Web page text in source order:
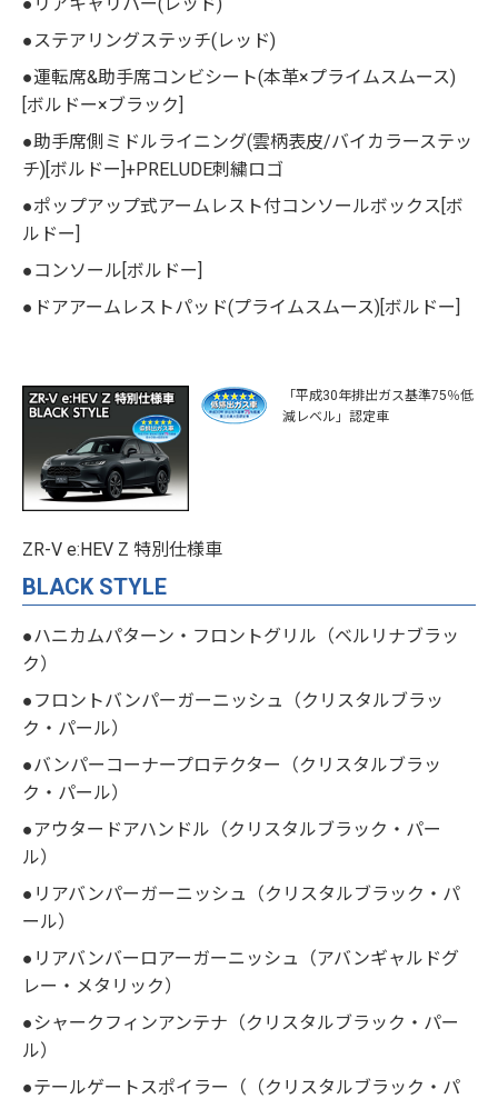
●リアキャリパー(レッド)
●ステアリングステッチ(レッド)
●運転席&助手席コンビシート(本革×プライムスムース)
[ボルドー×ブラック]
●助手席側ミドルライニング(雲柄表皮/バイカラーステッ
チ)[ボルドー]+PRELUDE刺繍ロゴ
●ポップアップ式アームレスト付コンソールボックス[ボ
ルドー]
●コンソール[ボルドー]
●ドアアームレストパッド(プライムスムース)[ボルドー]
「平成30年排出ガス基準75％低
減レベル」認定車
ZR-V e:HEV Z 特別仕様車
BLACK STYLE
●ハニカムパターン・フロントグリル（ベルリナブラッ
ク）
●フロントバンパーガーニッシュ（クリスタルブラッ
ク・パール）
●バンパーコーナープロテクター（クリスタルブラッ
ク・パール）
●アウタードアハンドル（クリスタルブラック・パー
ル）
●リアバンパーガーニッシュ（クリスタルブラック・パ
ール）
●リアバンバーロアーガーニッシュ（アバンギャルドグ
レー・メタリック）
●シャークフィンアンテナ（クリスタルブラック・パー
ル）
●テールゲートスポイラー（（クリスタルブラック・パ